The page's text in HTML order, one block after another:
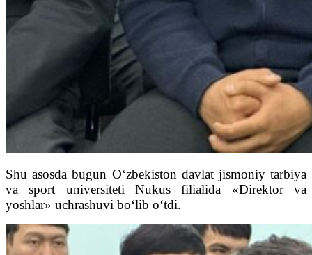
Shu asosda bugun O‘zbekiston davlat jismoniy tarbiya
va sport universiteti Nukus filialida «Direktor va
yoshlar» uchrashuvi bo‘lib o‘tdi.